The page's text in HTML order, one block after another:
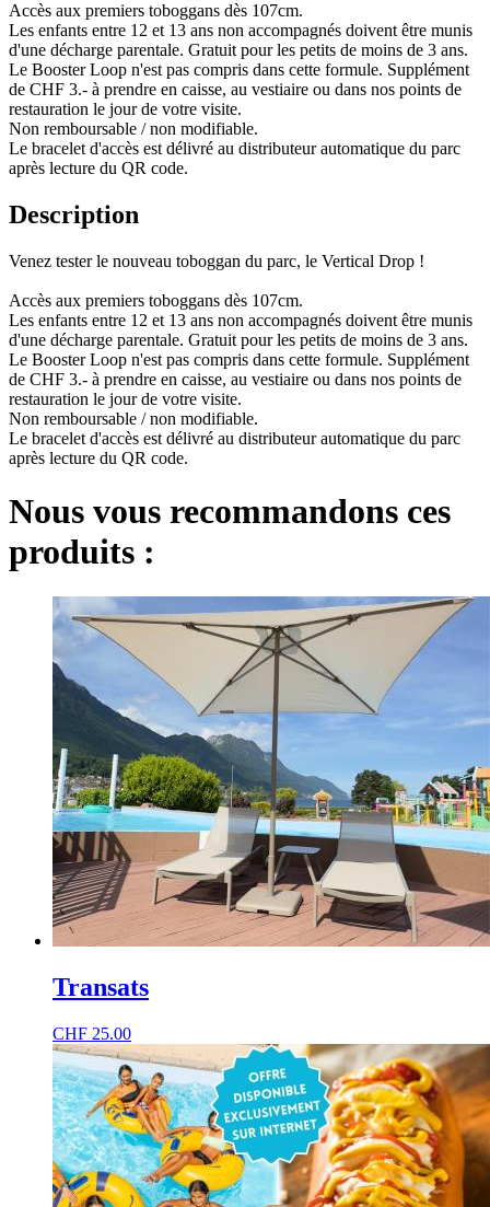
Accès aux premiers toboggans dès 107cm.
Les enfants entre 12 et 13 ans non accompagnés doivent être munis
d'une décharge parentale. Gratuit pour les petits de moins de 3 ans.
Le Booster Loop n'est pas compris dans cette formule. Supplément
de CHF 3.- à prendre en caisse, au vestiaire ou dans nos points de
restauration le jour de votre visite.
Non remboursable / non modifiable.
Le bracelet d'accès est délivré au distributeur automatique du parc
après lecture du QR code.
Description
Venez tester le nouveau toboggan du parc, le Vertical Drop !
Accès aux premiers toboggans dès 107cm.
Les enfants entre 12 et 13 ans non accompagnés doivent être munis
d'une décharge parentale. Gratuit pour les petits de moins de 3 ans.
Le Booster Loop n'est pas compris dans cette formule. Supplément
de CHF 3.- à prendre en caisse, au vestiaire ou dans nos points de
restauration le jour de votre visite.
Non remboursable / non modifiable.
Le bracelet d'accès est délivré au distributeur automatique du parc
après lecture du QR code.
Nous vous recommandons ces
produits :
Transats
CHF 25.00